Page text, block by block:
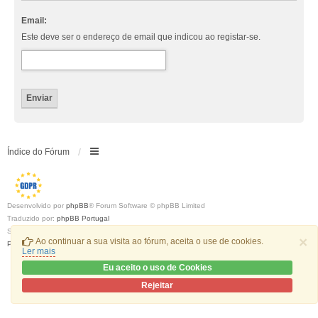
×
Ao continuar a sua visita ao fórum, aceita o use de cookies.
Ler mais
Eu aceito o uso de Cookies
Rejeitar
Email:
Este deve ser o endereço de email que indicou ao registar-se.
Índice do Fórum
Desenvolvido por phpBB® Forum Software © phpBB Limited
Traduzido por: phpBB Portugal
Style
Privacidade|Termos